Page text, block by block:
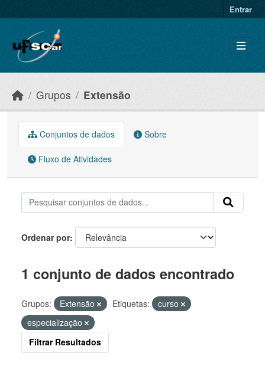
Entrar
Grupos Extensão
Conjuntos de dados Sobre
Fluxo de Atividades
Ordenar por
1 conjunto de dados encontrado
Grupos: Extensão Etiquetas:
curso
especialização
Filtrar Resultados